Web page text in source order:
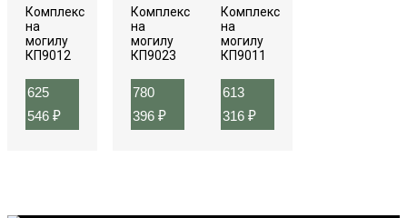
Комплекс
на
могилу
КП9012
625
546 ₽
Комплекс
на
могилу
КП9023
780
396 ₽
Комплекс
на
могилу
КП9011
613
316 ₽